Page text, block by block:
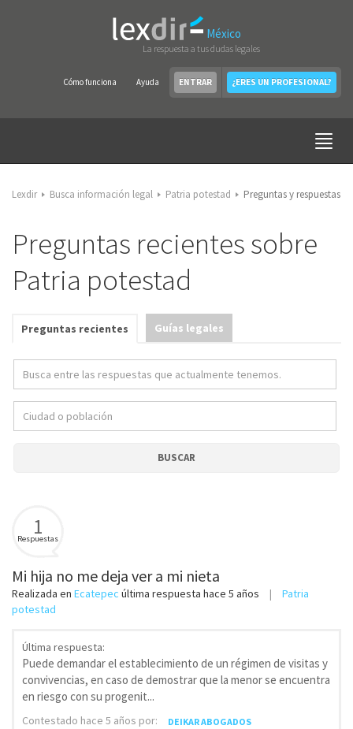
México
La respuesta a tus dudas legales
Cómo funciona Ayuda ENTRAR ¿ERES UN PROFESIONAL?
Lexdir Busca información legal Patria potestad Preguntas y respuestas
Preguntas recientes sobre
Patria potestad
Preguntas recientes Guías legales
BUSCAR
1
Respuestas
Mi hija no me deja ver a mi nieta
Realizada en Ecatepec última respuesta hace 5 años
Patria
potestad
Última respuesta:
Puede demandar el establecimiento de un régimen de visitas y
convivencias, en caso de demostrar que la menor se encuentra
en riesgo con su progenit...
Contestado hace 5 años por: DEIKAR ABOGADOS